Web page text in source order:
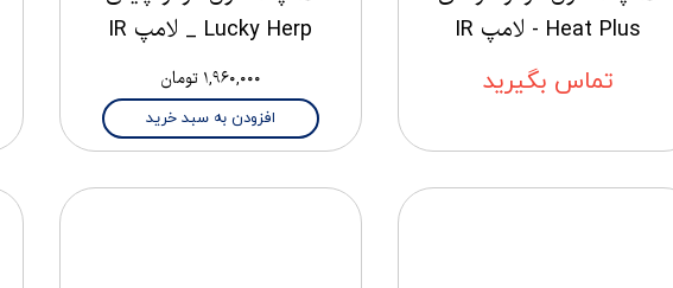
Heat Plus - لامپ IR
تماس بگیرید
Lucky Herp _ لامپ IR
۱,۹۶۰,۰۰۰ تومان
افزودن به سبد خرید